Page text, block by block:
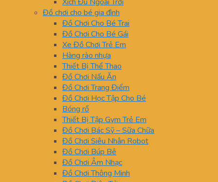
Đồ chơi cho bé gia đình
Đồ Chơi Cho Bé Trai
Đồ Chơi Cho Bé Gái
Xe Đồ Chơi Trẻ Em
Hàng rào nhựa
Thiết Bị Thể Thao
Đồ Chơi Nấu Ăn
Đồ Chơi Trang Điểm
Đồ Chơi Học Tập Cho Bé
Bóng rổ
Thiết Bị Tập Gym Trẻ Em
Đồ Chơi Bác Sỹ – Sữa Chữa
Đồ Chơi Siêu Nhân Robot
Đồ Chơi Búp Bê
Đồ Chơi Âm Nhạc
Đồ Chơi Thông Minh